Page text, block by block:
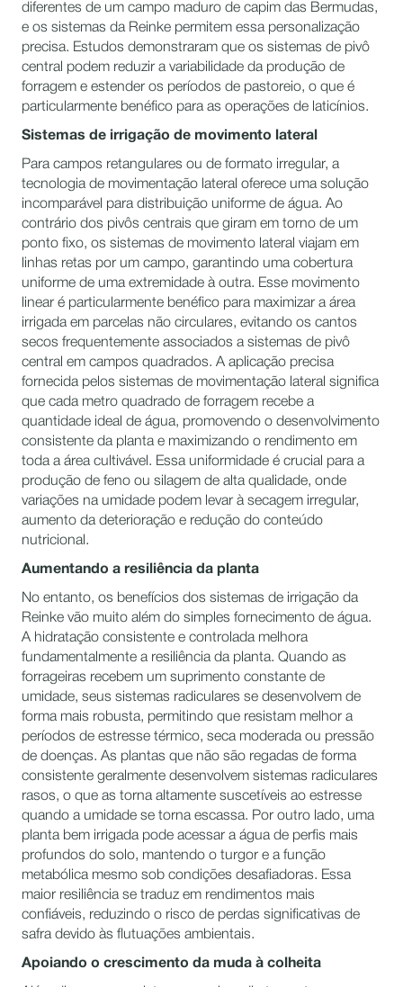
diferentes de um campo maduro de capim das Bermudas,
e os sistemas da Reinke permitem essa personalização
precisa. Estudos demonstraram que os sistemas de pivô
central podem reduzir a variabilidade da produção de
forragem e estender os períodos de pastoreio, o que é
particularmente benéfico para as operações de laticínios.
Sistemas de irrigação de movimento lateral
Para campos retangulares ou de formato irregular, a
tecnologia de movimentação lateral oferece uma solução
incomparável para distribuição uniforme de água. Ao
contrário dos pivôs centrais que giram em torno de um
ponto fixo, os sistemas de movimento lateral viajam em
linhas retas por um campo, garantindo uma cobertura
uniforme de uma extremidade à outra. Esse movimento
linear é particularmente benéfico para maximizar a área
irrigada em parcelas não circulares, evitando os cantos
secos frequentemente associados a sistemas de pivô
central em campos quadrados. A aplicação precisa
fornecida pelos sistemas de movimentação lateral significa
que cada metro quadrado de forragem recebe a
quantidade ideal de água, promovendo o desenvolvimento
consistente da planta e maximizando o rendimento em
toda a área cultivável. Essa uniformidade é crucial para a
produção de feno ou silagem de alta qualidade, onde
variações na umidade podem levar à secagem irregular,
aumento da deterioração e redução do conteúdo
nutricional.
Aumentando a resiliência da planta
No entanto, os benefícios dos sistemas de irrigação da
Reinke vão muito além do simples fornecimento de água.
A hidratação consistente e controlada melhora
fundamentalmente a resiliência da planta. Quando as
forrageiras recebem um suprimento constante de
umidade, seus sistemas radiculares se desenvolvem de
forma mais robusta, permitindo que resistam melhor a
períodos de estresse térmico, seca moderada ou pressão
de doenças. As plantas que não são regadas de forma
consistente geralmente desenvolvem sistemas radiculares
rasos, o que as torna altamente suscetíveis ao estresse
quando a umidade se torna escassa. Por outro lado, uma
planta bem irrigada pode acessar a água de perfis mais
profundos do solo, mantendo o turgor e a função
metabólica mesmo sob condições desafiadoras. Essa
maior resiliência se traduz em rendimentos mais
confiáveis, reduzindo o risco de perdas significativas de
safra devido às flutuações ambientais.
Apoiando o crescimento da muda à colheita